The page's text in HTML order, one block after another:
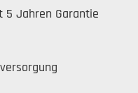
5 Jahren Garantie